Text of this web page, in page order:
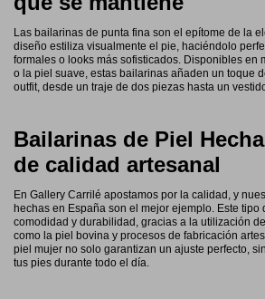
Las bailarinas de punta fina son el epítome de la
diseño estiliza visualmente el pie, haciéndolo
formales o looks más sofisticados. Disponibles en
o la piel suave, estas bailarinas añaden un toque
outfit, desde un traje de dos piezas hasta un
Bailarinas de Piel
de calidad artesanal
En Gallery Carrilé apostamos por la calidad, y
hechas en España son el mejor ejemplo. Este tipo
comodidad y durabilidad, gracias a la utilización
como la piel bovina y procesos de fabricación
piel mujer no solo garantizan un ajuste perfecto,
tus pies durante todo el día.